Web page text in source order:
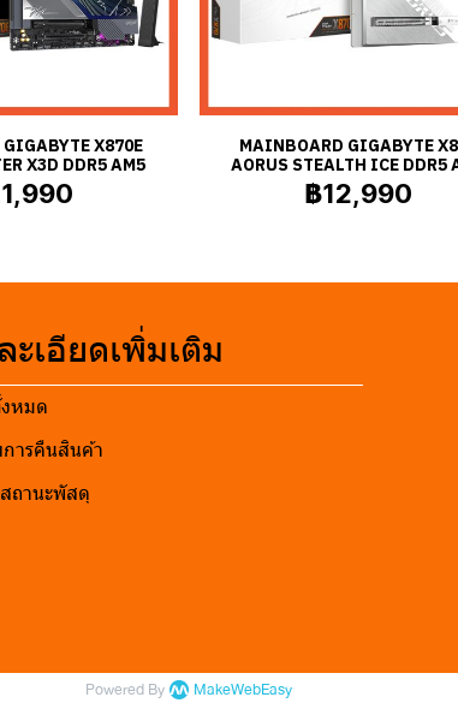
X870E
X3D DDR5 AM5
MAINBOARD GIGABYTE
AORUS STEALTH ICE DDR5
฿12,990
ะเอียดเพิ่มเติม
หมด
การคืนสินค้า
ถานะพัสดุ
Powered By MakeWebEasy